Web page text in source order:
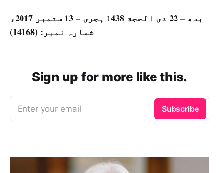
بدھ – 22 ذی الحجة 1438 ہجری – 13 ستمبر 2017ء
شمارہ نمبر: (14168)
Sign up for more like this.
Enter your email Subscribe